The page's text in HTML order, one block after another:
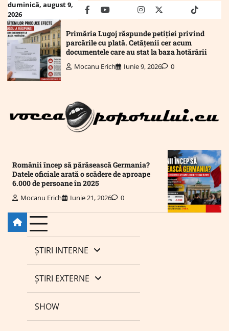
Skip
content
duminică, august 9,
2026
facebookyoutubeMailinstagram
twitter truthtiktok
Primăria Lugoj răspunde petiției privind
parcările cu plată. Cetățenii cer acum
documentele care au stat la baza hotărârii
Mocanu Erich Iunie 9, 2026 0
Românii încep să părăsească Germania?
Datele oficiale arată o scădere de aproape
6.000 de persoane în 2025
Mocanu Erich Iunie 21, 2026 0
ȘTIRI INTERNE
ȘTIRI EXTERNE
SHOW